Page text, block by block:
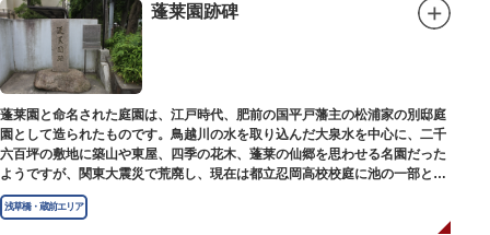
蓬莱園跡碑
蓬莱園と命名された庭園は、江戸時代、肥前の国平戸藩主の松浦家の別邸庭
園として造られたものです。鳥越川の水を取り込んだ大泉水を中心に、二千
六百坪の敷地に築山や東屋、四季の花木、蓬莱の仙郷を思わせる名園だった
ようですが、関東大震災で荒廃し、現在は都立忍岡高校校庭に池の一部と都
指定の天然記念物の大イチョウを残すのみです。
浅草橋・蔵前エリア